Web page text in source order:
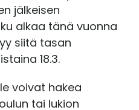
jälkeisen
alkaa tänä vuonna
siitä tasan
18.3.
voivat hakea
tai lukion